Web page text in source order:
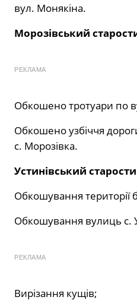
вул. Монякіна.
Морозівський
РЕКЛАМА
Обкошено тротуари по
Обкошено узбіччя
с. Морозівка.
Устинівський
Обкошування території
Обкошування вулиць с.
РЕКЛАМА
Вирізання кущів;